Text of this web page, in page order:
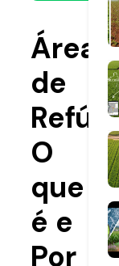
Área
de
O
que
é e
Por